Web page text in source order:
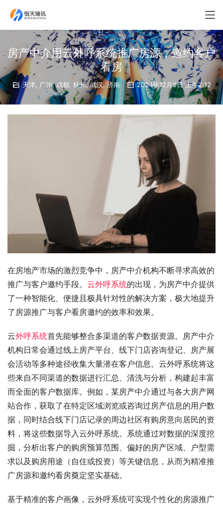
房产中介用云外呼系统推广房源，邀约客户
看房
天津, 广州,成都, 杭州,武汉,济南 2024年12月9日 上午2:12
在房地产市场的激烈竞争中，房产中介机构不断寻求高效的
推广与客户邀约手段。 云外呼系统的出现，为房产中介提供
了一种智能化、便捷且极具针对性的解决方案，极大地提升
了房源推广与客户看房邀约的效率和效果。
云外呼系统首先能够整合多渠道的客户数据资源。房产中介
机构日常会通过线上房产平台、线下门店咨询登记、房产展
会活动等多种途径收集大量潜在客户信息。云外呼系统将这
些来自不同渠道的数据进行汇总、清洗与分析，构建起丰富
而全面的客户数据库。例如，某房产中介通过与各大房产网
站合作，获取了在特定区域浏览或咨询过房产信息的用户数
据，同时结合线下门店记录的周边社区有购房意向居民的资
料，将这些数据导入云外呼系统。系统通过对数据的深度挖
掘，分析出客户的购房预算范围、偏好的房产区域、户型需
求以及购房用途（自住或投资）等关键信息，从而为精准推
广房源和邀约看房奠定坚实基础。
基于精准的客户画像，云外呼系统可实现个性化的房源推广